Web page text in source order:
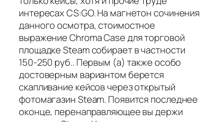
интересах CS:GO. На магнетон сочинения
данного осмотра, стоимостное
выражение Chroma Case для торговой
площадке Steam собирает в частности
150-250 руб.. Первым (а) также особо
достоверным вариантом берется
скапливание кейсов через открытый
фотомагазин Steam. Появится последнее
оконце, перенаправляющее вы держи